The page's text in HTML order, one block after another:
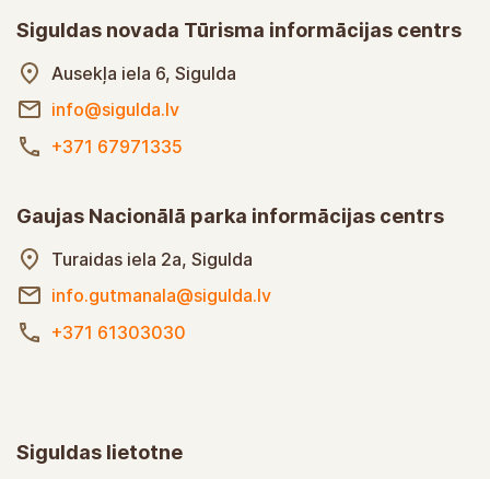
Siguldas novada Tūrisma informācijas centrs
Ausekļa iela 6, Sigulda
info@sigulda.lv
+371 67971335
Gaujas Nacionālā parka informācijas centrs
Turaidas iela 2a, Sigulda
info.gutmanala@sigulda.lv
+371 61303030
Siguldas lietotne